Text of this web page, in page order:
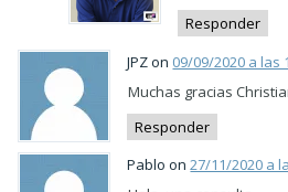
Responder
JPZ on 09/09/2020 a las
Muchas gracias
Responder
Pablo on27/11/2020 a